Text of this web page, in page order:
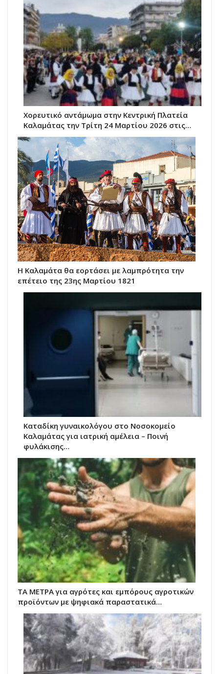
Χορευτικό αντάμωμα στην Κεντρική Πλατεία
Καλαμάτας την Τρίτη 24 Μαρτίου 2026 στις…
Η Καλαμάτα θα εορτάσει με λαμπρότητα την
επέτειο της 23ης Μαρτίου 1821
Καταδίκη γυναικολόγου στο Νοσοκομείο
Καλαμάτας για ιατρική αμέλεια – Ποινή
φυλάκισης…
ΤΑ ΜΕΤΡΑ για αγρότες και εμπόρους αγροτικών
προϊόντων με ψηφιακά παραστατικά…